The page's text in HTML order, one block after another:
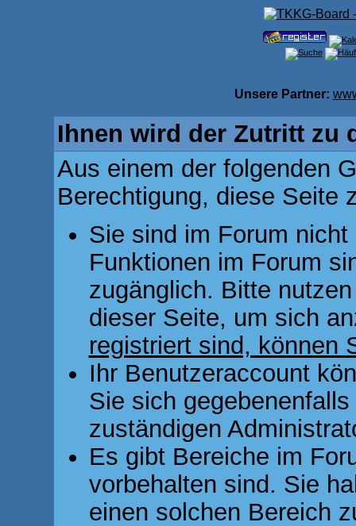
Unsere Partner:
Ihnen wird der Zutritt zu
Aus einem der folgenden
Berechtigung, diese Seite
Sie sind im Forum
Funktionen im Forum
zugänglich. Bitte
dieser Seite, um sich
registriert sind, können
Ihr Benutzeraccount
Sie sich
zuständigen
Es gibt Bereiche im
vorbehalten sind. Sie
einen solchen Bereich